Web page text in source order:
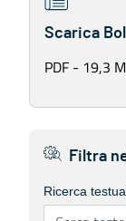
Scarica
PDF - 19,3
Filtra
Ricerca